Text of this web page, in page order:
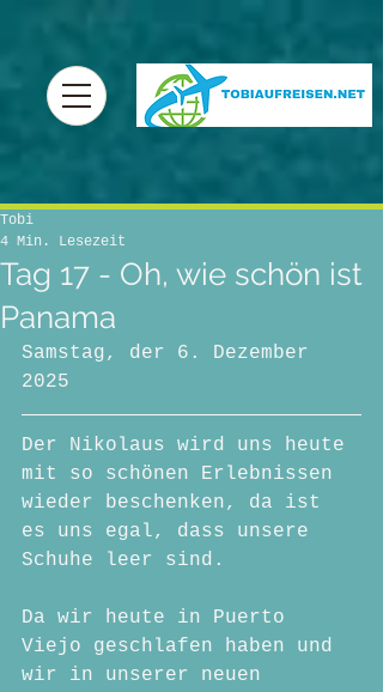
Tag 17 - Oh, wie schön ist
Panama
Tobi
4 Min. Lesezeit
Samstag, der 6. Dezember
2025
Der Nikolaus wird uns heute
mit so schönen Erlebnissen
wieder beschenken, da ist
es uns egal, dass unsere
Schuhe leer sind.
Da wir heute in Puerto
Viejo geschlafen haben und
wir in unserer neuen